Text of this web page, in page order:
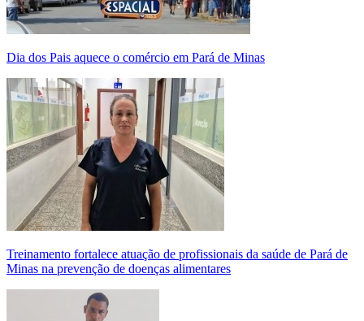
Dia dos Pais aquece o comércio em Pará de Minas
Treinamento fortalece atuação de profissionais da saúde de Pará de
Minas na prevenção de doenças alimentares